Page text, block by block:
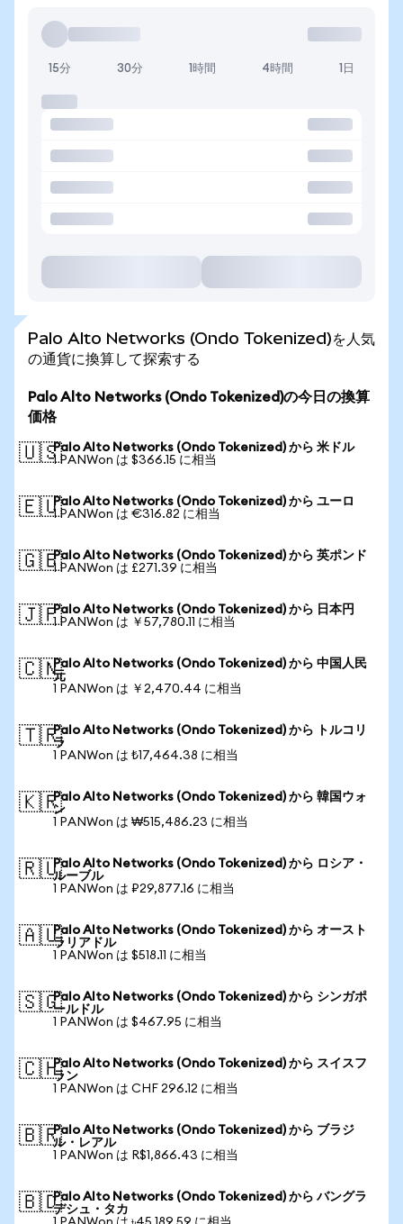
15分 30分 1時間 4時間 1日
Palo Alto Networks (Ondo Tokenized)を人気
の通貨に換算して探索する
Palo Alto Networks (Ondo Tokenized)の今日の換算
価格
🇺🇸Palo Alto Networks (Ondo Tokenized) から 米ドル
1 PANWon は $366.15 に相当
🇪🇺Palo Alto Networks (Ondo Tokenized) から ユーロ
1 PANWon は €316.82 に相当
🇬🇧Palo Alto Networks (Ondo Tokenized) から 英ポンド
1 PANWon は £271.39 に相当
🇯🇵Palo Alto Networks (Ondo Tokenized) から 日本円
1 PANWon は ￥57,780.11 に相当
🇨🇳Palo Alto Networks (Ondo Tokenized) から 中国人民
元
1 PANWon は ￥2,470.44 に相当
🇹🇷Palo Alto Networks (Ondo Tokenized) から トルコリ
ラ
1 PANWon は ₺17,464.38 に相当
🇰🇷Palo Alto Networks (Ondo Tokenized) から 韓国ウォ
ン
1 PANWon は ₩515,486.23 に相当
🇷🇺Palo Alto Networks (Ondo Tokenized) から ロシア・
ルーブル
1 PANWon は ₽29,877.16 に相当
🇦🇺Palo Alto Networks (Ondo Tokenized) から オースト
ラリアドル
1 PANWon は $518.11 に相当
🇸🇬Palo Alto Networks (Ondo Tokenized) から シンガポ
ールドル
1 PANWon は $467.95 に相当
🇨🇭Palo Alto Networks (Ondo Tokenized) から スイスフ
ラン
1 PANWon は CHF 296.12 に相当
🇧🇷Palo Alto Networks (Ondo Tokenized) から ブラジ
ル・レアル
1 PANWon は R$1,866.43 に相当
🇧🇩Palo Alto Networks (Ondo Tokenized) から バングラ
デシュ・タカ